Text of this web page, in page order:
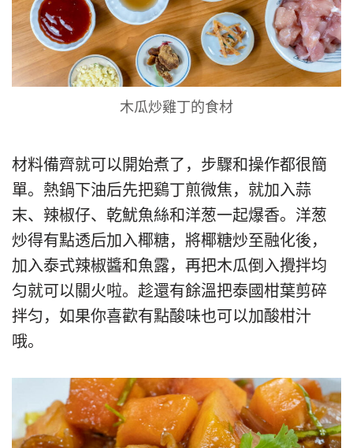
木瓜炒雞丁的食材
材料備齊就可以開始煮了，步驟和操作都很簡
單。熱鍋下油后先把鷄丁煎微焦，就加入蒜
末、辣椒仔、乾魷魚絲和洋葱一起爆香。洋葱
炒得有點透后加入椰糖，將椰糖炒至融化後，
加入泰式辣椒醬和魚露，再把木瓜倒入攪拌均
匀就可以關火啦。趁還有餘溫把泰國柑葉剪碎
拌匀，如果你喜歡有點酸味也可以加酸柑汁
哦。